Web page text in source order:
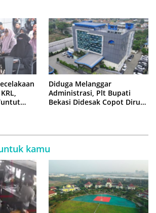
Diduga Melanggar
Administrasi, Plt Bupati
Bekasi Didesak Copot Dirum
kamu